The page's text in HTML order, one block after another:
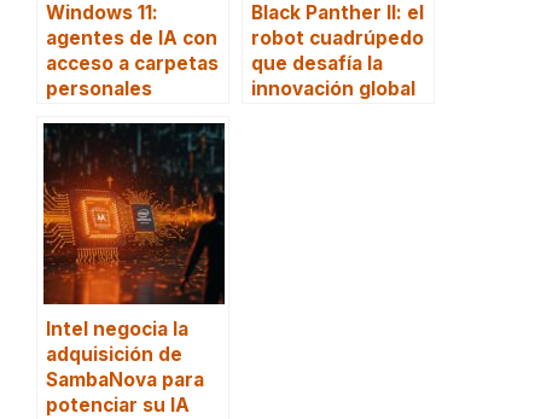
Windows 11:
agentes de IA con
acceso a carpetas
personales
Black Panther II: el
robot cuadrúpedo
que desafía la
innovación global
Intel negocia la
adquisición de
SambaNova para
potenciar su IA